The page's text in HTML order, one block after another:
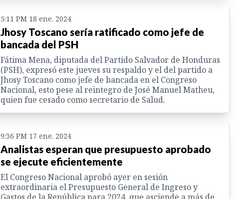
5:11 PM 18 ene. 2024
Jhosy Toscano sería ratificado como jefe de
bancada del PSH
Fátima Mena, diputada del Partido Salvador de Honduras
(PSH), expresó este jueves su respaldo y el del partido a
Jhosy Toscano como jefe de bancada en el Congreso
Nacional, esto pese al reintegro de José Manuel Matheu,
quien fue cesado como secretario de Salud.
9:36 PM 17 ene. 2024
Analistas esperan que presupuesto aprobado
se ejecute eficientemente
El Congreso Nacional aprobó ayer en sesión
extraordinaria el Presupuesto General de Ingreso y